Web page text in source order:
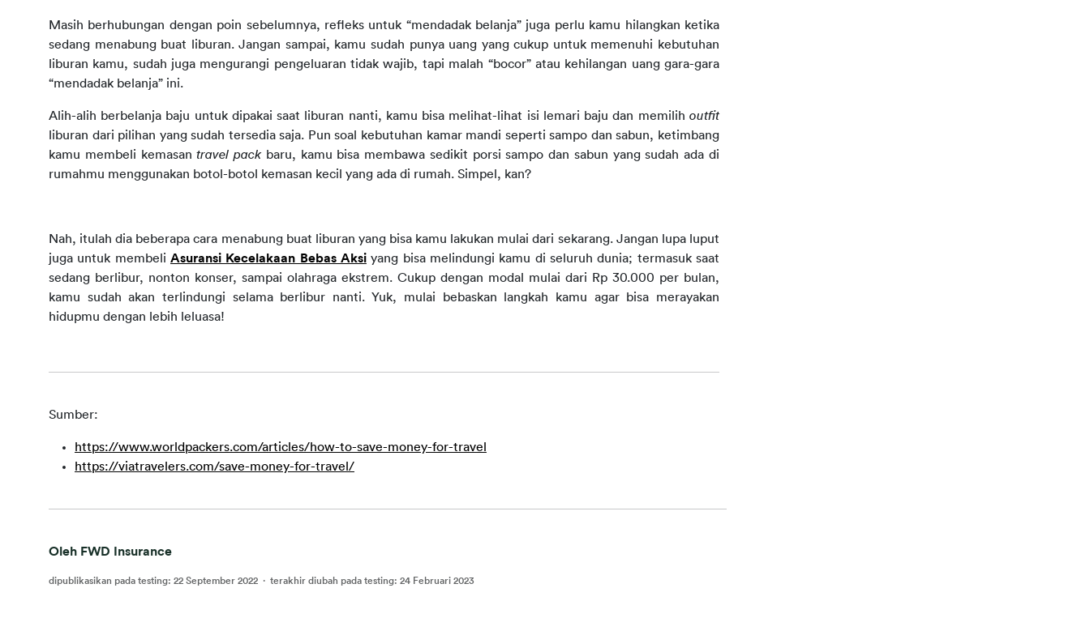
Masih berhubungan dengan poin sebelumnya, refleks untuk “mendadak belanja” juga perlu kamu hilangkan ketika
sedang menabung buat liburan. Jangan sampai, kamu sudah punya uang yang cukup untuk memenuhi kebutuhan
liburan kamu, sudah juga mengurangi pengeluaran tidak wajib, tapi malah “bocor” atau kehilangan uang gara-gara
“mendadak belanja” ini.
Alih-alih berbelanja baju untuk dipakai saat liburan nanti, kamu bisa melihat-lihat isi lemari baju dan memilih
outfit
liburan dari pilihan yang sudah tersedia saja. Pun soal kebutuhan kamar mandi seperti sampo dan sabun, ketimbang
kamu membeli kemasan travel pack baru, kamu bisa membawa sedikit porsi sampo dan sabun yang sudah ada di
rumahmu menggunakan botol-botol kemasan kecil yang ada di rumah. Simpel, kan?
Nah, itulah dia beberapa cara menabung buat liburan yang bisa kamu lakukan mulai dari sekarang. Jangan lupa luput
juga untuk membeli Asuransi Kecelakaan Bebas Aksi yang bisa melindungi kamu di seluruh dunia; termasuk saat
sedang berlibur, nonton konser, sampai olahraga ekstrem. Cukup dengan modal mulai dari Rp 30.000 per bulan,
kamu sudah akan terlindungi selama berlibur nanti. Yuk, mulai
bebaskan langkah kamu agar bisa merayakan
hidupmu dengan lebih leluasa!
Sumber:
https://www.worldpackers.com/articles/how-to-save-money-for-travel
https://viatravelers.com/save-money-for-travel/
Oleh FWD Insurance
dipublikasikan pada testing: 22 September 2022 · terakhir diubah pada testing: 24 Februari 2023